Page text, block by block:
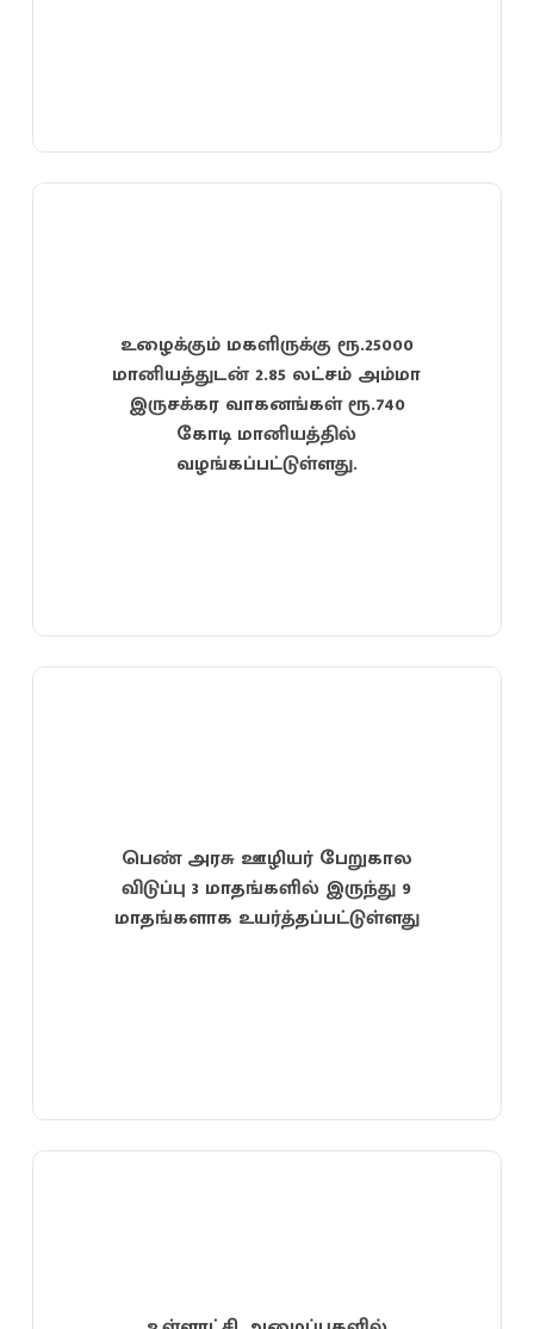
உழைக்கும் மகளிருக்கு ரூ.25000
மானியத்துடன் 2.85 லட்சம் அம்மா
இருசக்கர வாகனங்கள் ரூ.740
கோடி மானியத்தில்
வழங்கப்பட்டுள்ளது.
பெண் அரசு ஊழியர் பேறுகால
விடுப்பு 3 மாதங்களில் இருந்து 9
மாதங்களாக உயர்த்தப்பட்டுள்ளது